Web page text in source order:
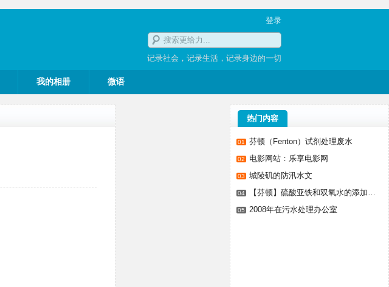
登录
记录社会，记录生活，记录身边的一切
我的相册 微语
热门内容
01 芬顿（Fenton）试剂处理废水
02 电影网站：乐享电影网
03 城陵矶的防汛水文
04 【芬顿】硫酸亚铁和双氧水的添加顺序与PH值控制
05 2008年在污水处理办公室